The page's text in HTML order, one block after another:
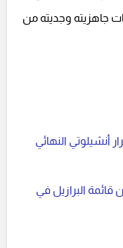
جاهزيته وجديته من
أنشيلوتي النهائي
قائمة البرازيل في